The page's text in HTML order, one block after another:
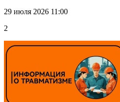
29 июля 2026 11:00
2